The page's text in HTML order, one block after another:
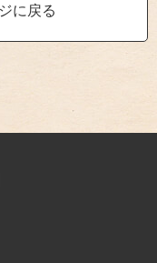
に戻る